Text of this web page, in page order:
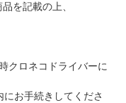
を記載の上、
クロネコドライバーに
お手続きしてくださ